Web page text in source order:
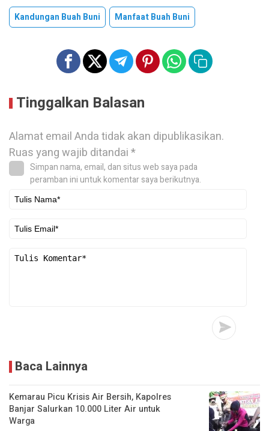
Kandungan Buah Buni Manfaat Buah Buni
Tinggalkan Balasan
Alamat email Anda tidak akan dipublikasikan.
Ruas yang wajib ditandai*
Simpan nama, email, dan situs web saya pada
peramban ini untuk komentar saya berikutnya.
Baca Lainnya
Kemarau Picu Krisis Air Bersih, Kapolres
Banjar Salurkan 10.000 Liter Air untuk
Warga